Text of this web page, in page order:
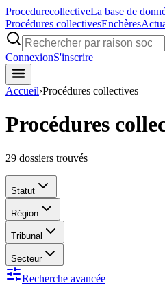
ProcedurecollectiveLa base de
Procédures collectivesEnchères
ConnexionS'inscrire
Accueil›Procédures collectives
Procédures
29 dossiers trouvés
Statut
Région
Tribunal
Secteur
Recherche avancée